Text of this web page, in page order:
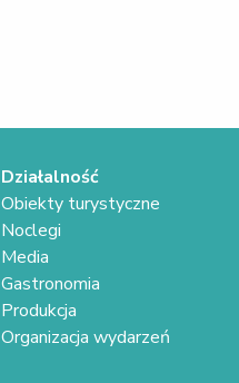
Działalność
Obiekty turystyczne
Noclegi
Media
Gastronomia
Produkcja
Organizacja wydarzeń